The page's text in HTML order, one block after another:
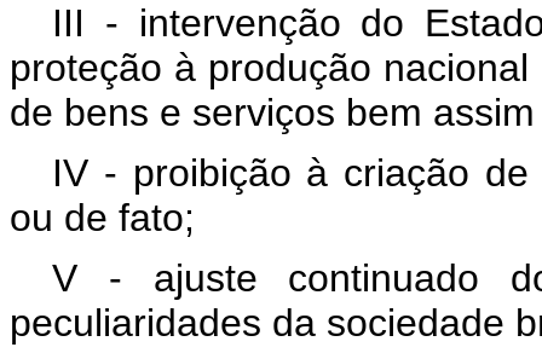
III - intervenção do
proteção à produção
de bens e serviços bem
IV - proibição à criação
ou de fato;
V - ajuste continuado
peculiaridades da sociedade